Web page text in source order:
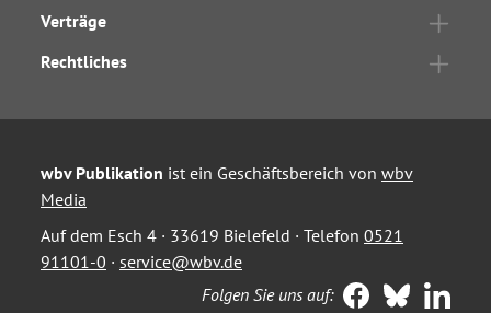
Verträge
Rechtliches
wbv Publikation ist ein Geschäftsbereich von wbv
Media
Auf dem Esch 4 · 33619 Bielefeld · Telefon 0521
91101-0 · service@wbv.de
Folgen Sie uns auf: